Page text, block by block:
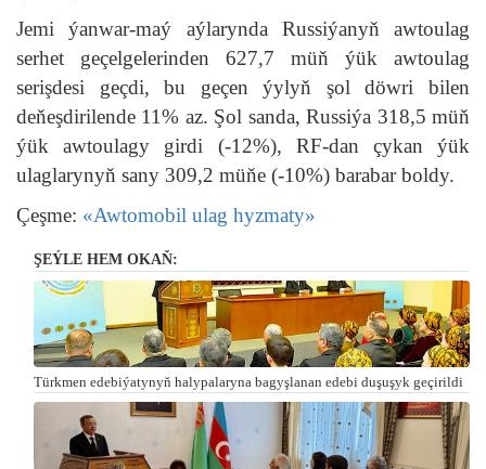
Jemi ýanwar-maý aýlarynda Russiýanyň awtoulag
serhet geçelgelerinden 627,7 müň ýük awtoulag
serişdesi geçdi, bu geçen ýylyň şol döwri bilen
deňeşdirilende 11% az. Şol sanda, Russiýa 318,5 müň
ýük awtoulagy girdi (-12%), RF-dan çykan ýük
ulaglarynyň sany 309,2 müňe (-10%) barabar boldy.
Çeşme: «Awtomobil ulag hyzmaty»
ŞEÝLE HEM OKAŇ:
Türkmen edebiýatynyň halypalaryna bagyşlanan edebi duşuşyk geçirildi